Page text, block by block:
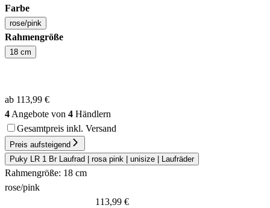
Farbe
rose/pink
Rahmengröße
18 cm
ab 113,99 €
4 Angebote von 4 Händlern
Gesamtpreis inkl. Versand
Preis aufsteigend
Puky LR 1 Br Laufrad | rosa pink | unisize | Laufräder
Rahmengröße: 18 cm
rose/pink
113,99 €